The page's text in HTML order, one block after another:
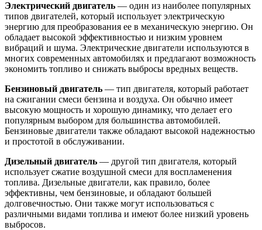
Электрический двигатель — один из наиболее популярных
типов двигателей, который использует электрическую
энергию для преобразования ее в механическую энергию. Он
обладает высокой эффективностью и низким уровнем
вибраций и шума. Электрические двигатели используются в
многих современных автомобилях и предлагают возможность
экономить топливо и снижать выбросы вредных веществ.
Бензиновый двигатель — тип двигателя, который работает
на сжигании смеси бензина и воздуха. Он обычно имеет
высокую мощность и хорошую динамику, что делает его
популярным выбором для большинства автомобилей.
Бензиновые двигатели также обладают высокой надежностью
и простотой в обслуживании.
Дизельный двигатель — другой тип двигателя, который
использует сжатие воздушной смеси для воспламенения
топлива. Дизельные двигатели, как правило, более
эффективны, чем бензиновые, и обладают большей
долговечностью. Они также могут использоваться с
различными видами топлива и имеют более низкий уровень
выбросов.